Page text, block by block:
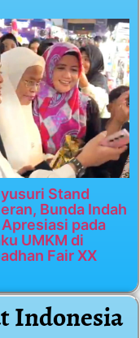
Stand
Bunda Indah
pada
UMKM di
Fair XX
Indonesia